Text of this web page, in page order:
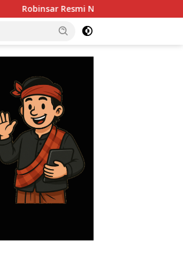
Nahkodai SOKSI Banten, Misbakhun